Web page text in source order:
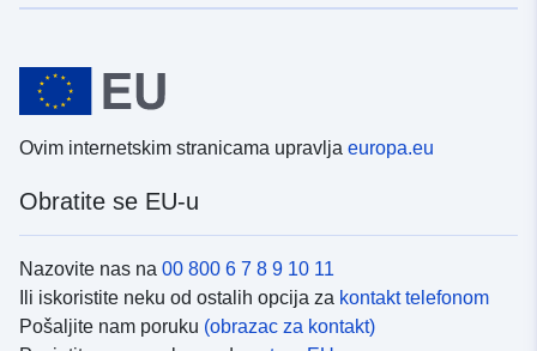
Ovim internetskim stranicama upravlja europa.eu
Obratite se EU-u
Nazovite nas na 00 800 6 7 8 9 10 11
Ili iskoristite neku od ostalih opcija za kontakt telefonom
Pošaljite nam poruku (obrazac za kontakt)